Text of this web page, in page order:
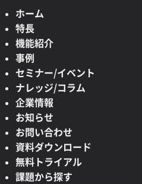
ホーム
特長
機能紹介
事例
セミナー/イベント
ナレッジ/コラム
企業情報
お知らせ
お問い合わせ
資料ダウンロード
無料トライアル
課題から探す